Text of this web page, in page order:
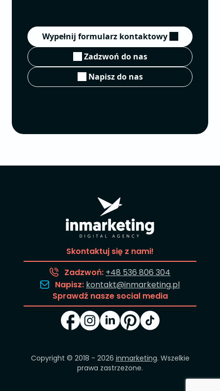
Wypełnij formularz kontaktowy
Zadzwoń do nas
Napisz do nas
Skontaktuj się z nami!
Zadzwoń: +48 536 806 304
Napisz: kontakt@inmarketing.pl
Sprawdź nasze social media
Copyright © 2018 - 2026 inmarketing. Wszelkie
prawa zastrzeżone.